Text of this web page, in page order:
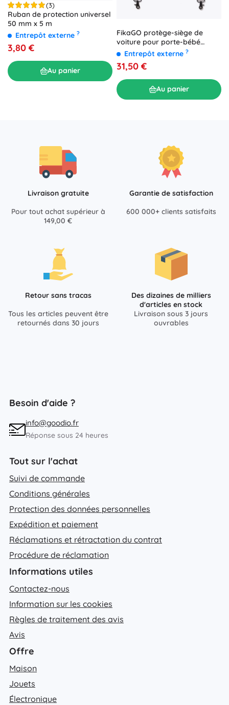
(3)
Ruban de protection universel
50 mm x 5 m
Entrepôt externe ?
3,80 €
Au panier
FikaGO protège-siège de
voiture pour porte-bébé
Flytta
Entrepôt externe ?
31,50 €
Au panier
Livraison gratuite
Pour tout achat supérieur à
149,00 €
Garantie de satisfaction
600 000+ clients satisfaits
Retour sans tracas
Tous les articles peuvent être
retournés dans 30 jours
Des dizaines de milliers
d'articles en stock
Livraison sous 3 jours
ouvrables
Besoin d'aide ?
info@goodio.fr
Réponse sous 24 heures
Tout sur l'achat
Suivi de commande
Conditions générales
Protection des données personnelles
Expédition et paiement
Réclamations et rétractation du contrat
Procédure de réclamation
Informations utiles
Contactez-nous
Information sur les cookies
Règles de traitement des avis
Avis
Offre
Maison
Jouets
Électronique